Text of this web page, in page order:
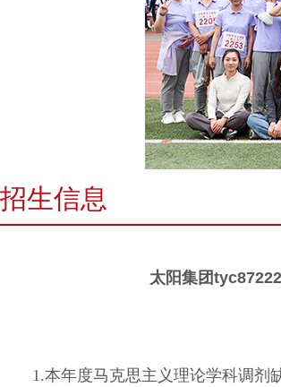
招生信息
太阳集团
1.本年度马克思主义理论学科调剂